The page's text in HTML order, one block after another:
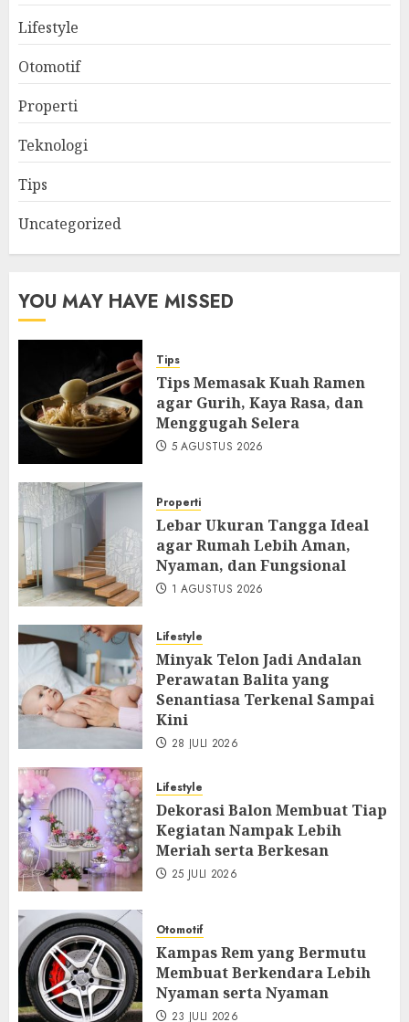
Lifestyle
Otomotif
Properti
Teknologi
Tips
Uncategorized
YOU MAY HAVE MISSED
Tips
Tips Memasak Kuah Ramen
agar Gurih, Kaya Rasa, dan
Menggugah Selera
5 AGUSTUS 2026
Properti
Lebar Ukuran Tangga Ideal
agar Rumah Lebih Aman,
Nyaman, dan Fungsional
1 AGUSTUS 2026
Lifestyle
Minyak Telon Jadi Andalan
Perawatan Balita yang
Senantiasa Terkenal Sampai
Kini
28 JULI 2026
Lifestyle
Dekorasi Balon Membuat Tiap
Kegiatan Nampak Lebih
Meriah serta Berkesan
25 JULI 2026
Otomotif
Kampas Rem yang Bermutu
Membuat Berkendara Lebih
Nyaman serta Nyaman
23 JULI 2026